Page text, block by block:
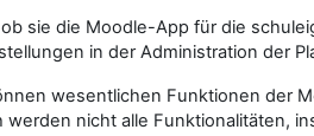
sie die Moodle-App für die
in der Administration der
wesentlichen Funktionen der
nicht alle Funktionalitäten,